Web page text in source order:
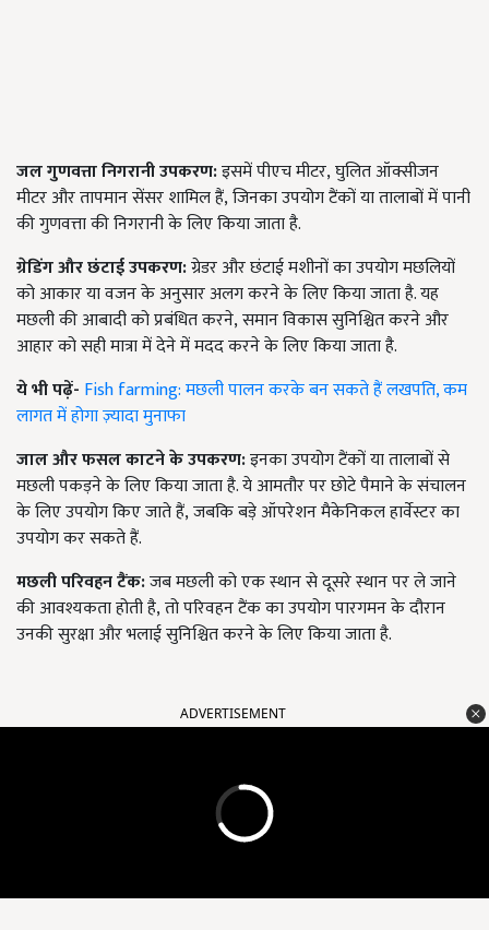
जल गुणवत्ता निगरानी उपकरण:इसमें पीएच मीटर,घुलित ऑक्सीजन
मीटर और तापमान सेंसर शामिल हैं,जिनका उपयोग टैंकों या तालाबों में पानी
की गुणवत्ता की निगरानी के लिए किया जाता है.
ग्रेडिंग और छंटाई उपकरण:ग्रेडर और छंटाई मशीनों का उपयोग मछलियों
को आकार या वजन के अनुसार अलग करने के लिए किया जाता है. यह
मछली की आबादी को प्रबंधित करने,समान विकास सुनिश्चित करने और
आहार को सही मात्रा में देने में मदद करने के लिए किया जाता है.
ये भी पढ़ें- Fish farming: मछली पालन करके बन सकते हैं लखपति, कम
लागत में होगा ज़्यादा मुनाफा
जाल और फसल काटने के उपकरण:इनका उपयोग टैंकों या तालाबों से
मछली पकड़ने के लिए किया जाता है. ये आमतौर पर छोटे पैमाने के संचालन
के लिए उपयोग किए जाते हैं,जबकि बड़े ऑपरेशन मैकेनिकल हार्वेस्टर का
उपयोग कर सकते हैं.
मछली परिवहन टैंक:जब मछली को एक स्थान से दूसरे स्थान पर ले जाने
की आवश्यकता होती है, तो परिवहन टैंक का उपयोग पारगमन के दौरान
उनकी सुरक्षा और भलाई सुनिश्चित करने के लिए किया जाता है.
ADVERTISEMENT